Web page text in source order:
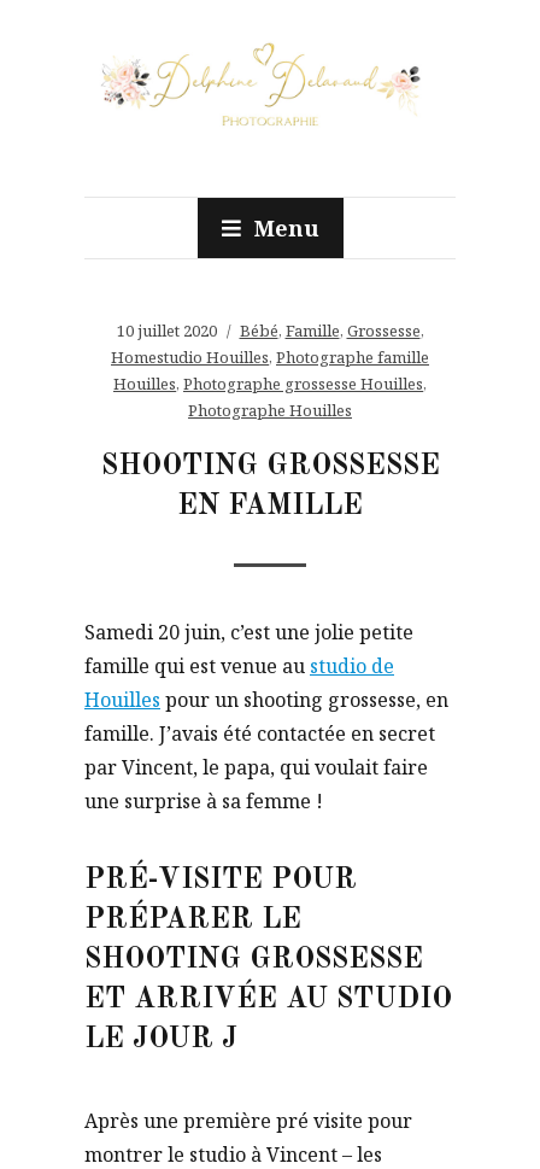
Menu
10 juillet 2020 Bébé, Famille, Grossesse,
Homestudio Houilles, Photographe famille
Houilles, Photographe grossesse Houilles,
Photographe Houilles
SHOOTING GROSSESSE
EN FAMILLE
Samedi 20 juin, c’est une jolie petite
famille qui est venue au studio de
Houilles pour un shooting grossesse, en
famille. J’avais été contactée en secret
par Vincent, le papa, qui voulait faire
une surprise à sa femme !
PRÉ-VISITE POUR
PRÉPARER LE
SHOOTING GROSSESSE
ET ARRIVÉE AU STUDIO
LE JOUR J
Après une première pré visite pour
montrer le studio à Vincent – les